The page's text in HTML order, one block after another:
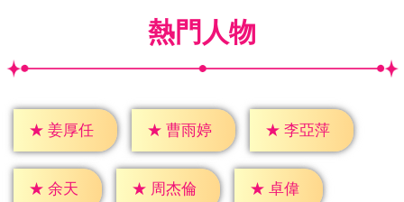
熱門人物
★ 姜厚任 ★ 曹雨婷 ★ 李亞萍
★ 余天 ★ 周杰倫 ★ 卓偉